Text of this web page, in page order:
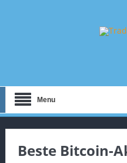
Menu
Beste Bitcoin-